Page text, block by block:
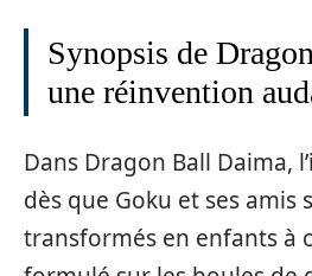
Synopsis de
une réinvention
Dans Dragon Ball Daima,
dès que Goku et ses amis
transformés en enfants à